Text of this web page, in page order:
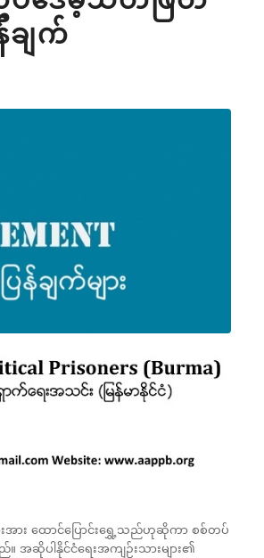
ချက်
းအား ထောင်ပြောင်းရွှေ့သည်ဟုဆိုကာ စစ်တပ်
။ အဆိုပါနိုင်ငံရေးအကျဉ်းသားများ၏